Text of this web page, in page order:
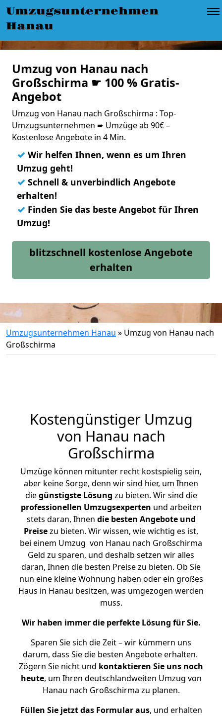
Umzugsunternehmen
Hanau
Umzug von Hanau nach
Großschirma ☛ 100 % Gratis-
Angebot
Umzug von Hanau nach Großschirma : Top-
Umzugsunternehmen ➨ Umzüge ab 90€ –
Kostenlose Angebote in 4 Min.
✓ Wir helfen Ihnen, wenn es um Ihren
Umzug geht!
✓ Schnell & unverbindlich Angebote
erhalten!
✓ Finden Sie das beste Angebot für Ihren
Umzug!
blitzschnell kostenlose Angebote
erhalten
Umzugsunternehmen Hanau » Umzug von Hanau nach
Großschirma
Kostengünstiger Umzug
von Hanau nach
Großschirma
Umzüge können mitunter recht kostspielig sein,
aber keine Sorge, denn wir sind hier, um Ihnen
diegünstigste Lösung zu bieten. Wir sind die
professionellen Umzugsexperten und arbeiten
stets daran, Ihnen die besten Angebote und
Preisezu bieten. Wir wissen, wie wichtig es ist,
bei einem Umzug von Hanau nach Großschirma
Geld zu sparen, und deshalb setzen wir alles
daran, Ihnen die besten Preise zu bieten. Ob Sie
nun eine kleine Wohnung haben oder ein großes
Haus in Hanau besitzen, was umgezogen werden
muss.
Wir haben immer die perfekte Lösung für Sie.
Sparen Sie sich die Zeit – wir kümmern uns
darum, dass Sie die besten Angebote erhalten.
Zögern Sie nicht und kontaktieren Sie uns noch
heute, um Ihren deutschlandweiten Umzug von
Hanau nach Großschirma zu planen.
Füllen Sie jetzt das Formular aus, und erhalten